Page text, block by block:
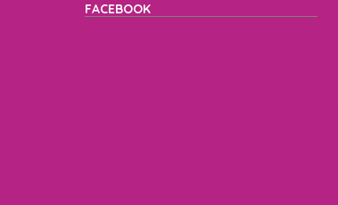
FACEBOOK